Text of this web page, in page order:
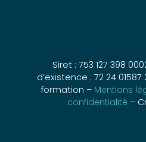
Siret : 753 127 398
d’existence : 72 24
formation – Mentions
confidentialité –